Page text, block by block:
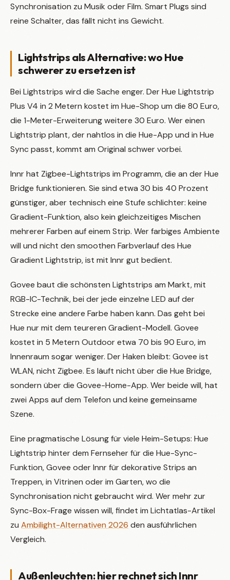
Synchronisation zu Musik oder Film. Smart Plugs sind
reine Schalter, das fällt nicht ins Gewicht.
Lightstrips als Alternative: wo Hue
schwerer zu ersetzen ist
Bei Lightstrips wird die Sache enger. Der Hue Lightstrip
Plus V4 in 2 Metern kostet im Hue-Shop um die 80 Euro,
die 1-Meter-Erweiterung weitere 30 Euro. Wer einen
Lightstrip plant, der nahtlos in die Hue-App und in Hue
Sync passt, kommt am Original schwer vorbei.
Innr hat Zigbee-Lightstrips im Programm, die an der Hue
Bridge funktionieren. Sie sind etwa 30 bis 40 Prozent
günstiger, aber technisch eine Stufe schlichter: keine
Gradient-Funktion, also kein gleichzeitiges Mischen
mehrerer Farben auf einem Strip. Wer farbiges Ambiente
will und nicht den smoothen Farbverlauf des Hue
Gradient Lightstrip, ist mit Innr gut bedient.
Govee baut die schönsten Lightstrips am Markt, mit
RGB-IC-Technik, bei der jede einzelne LED auf der
Strecke eine andere Farbe haben kann. Das geht bei
Hue nur mit dem teureren Gradient-Modell. Govee
kostet in 5 Metern Outdoor etwa 70 bis 90 Euro, im
Innenraum sogar weniger. Der Haken bleibt: Govee ist
WLAN, nicht Zigbee. Es läuft nicht über die Hue Bridge,
sondern über die Govee-Home-App. Wer beide will, hat
zwei Apps auf dem Telefon und keine gemeinsame
Szene.
Eine pragmatische Lösung für viele Heim-Setups: Hue
Lightstrip hinter dem Fernseher für die Hue-Sync-
Funktion, Govee oder Innr für dekorative Strips an
Treppen, in Vitrinen oder im Garten, wo die
Synchronisation nicht gebraucht wird. Wer mehr zur
Sync-Box-Frage wissen will, findet im Lichtatlas-Artikel
zu Ambilight-Alternativen 2026 den ausführlichen
Vergleich.
Außenleuchten: hier rechnet sich Innr